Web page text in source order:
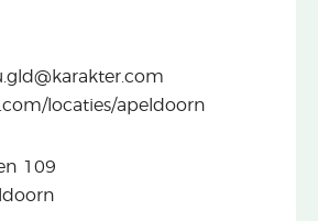
locaties/apeldoorn
109